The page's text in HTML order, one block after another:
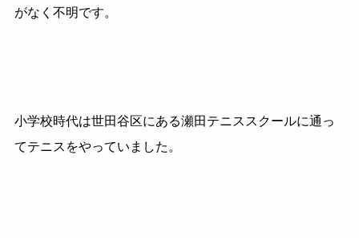
がなく不明です。
小学校時代は世田谷区にある瀬田テニススクールに通っ
てテニスをやっていました。